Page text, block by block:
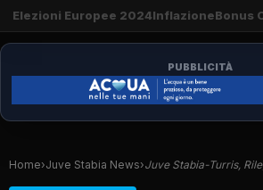
Elezioni Europee 2024InflazioneBonus
PUBBLICITÀ
Home›Juve Stabia News›Juve Stabia-Turris,